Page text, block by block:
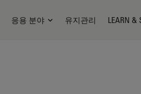
응용 분야 유지관리 LEARN &